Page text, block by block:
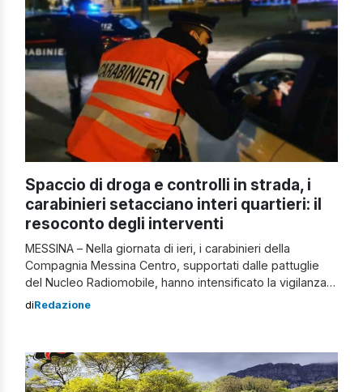
Spaccio di droga e controlli in strada, i
carabinieri setacciano interi quartieri: il
resoconto degli interventi
MESSINA – Nella giornata di ieri, i carabinieri della
Compagnia Messina Centro, supportati dalle pattuglie
del Nucleo Radiomobile, hanno intensificato la vigilanza
lungo le principali arterie stradali del capoluogo
lo smercio di sostanze stupefacenti e reati predatori in
generale, con […]
diRedazione